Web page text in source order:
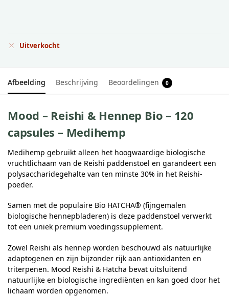
Uitverkocht
Afbeelding Beschrijving Beoordelingen 0
Mood – Reishi & Hennep Bio – 120
capsules – Medihemp
Medihemp gebruikt alleen het hoogwaardige biologische
vruchtlichaam van de Reishi paddenstoel en garandeert een
polysaccharidegehalte van ten minste 30% in het Reishi-
poeder.
Samen met de populaire Bio HATCHA® (fijngemalen
biologische hennepbladeren) is deze paddenstoel verwerkt
tot een uniek premium voedingssupplement.
Zowel Reishi als hennep worden beschouwd als natuurlijke
adaptogenen en zijn bijzonder rijk aan antioxidanten en
triterpenen. Mood Reishi & Hatcha bevat uitsluitend
natuurlijke en biologische ingrediënten en kan goed door het
lichaam worden opgenomen.